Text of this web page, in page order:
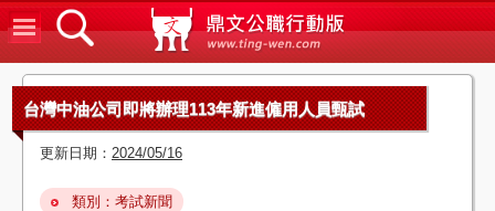
鼎文公
台灣中油公司即將辦理113年新進僱用人員甄試
更新日期： 2024/05/16
類別：考試新聞